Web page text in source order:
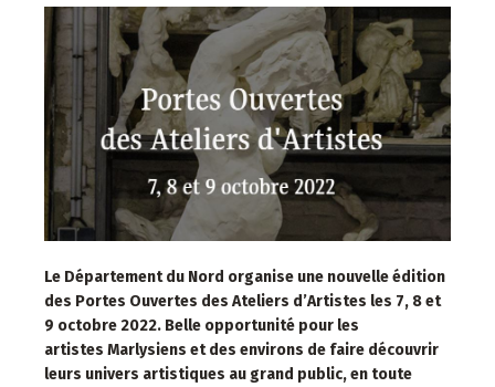
Le Département du Nord organise une nouvelle édition
des Portes Ouvertes des Ateliers d’Artistes les 7, 8 et
9 octobre 2022. Belle opportunité pour les
artistes Marlysiens et des environs de faire découvrir
leurs univers artistiques au grand public, en toute